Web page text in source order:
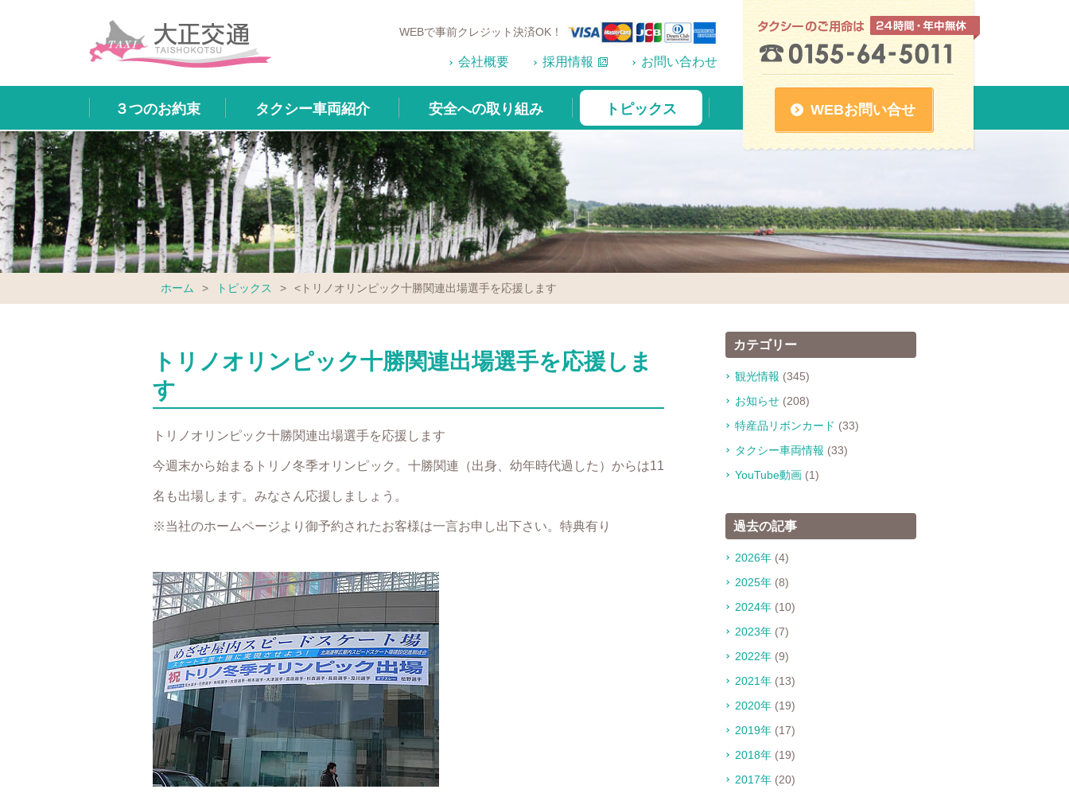
WEBお問い合せ
WEBで事前クレジット決済OK！
お問い合わせ
採用情報
会社概要
３つのお約束 タクシー車両紹介 安全への取り組み トピックス
ホーム > トピックス > <トリノオリンピック十勝関連出場選手を応援します
トリノオリンピック十勝関連出場選手を応援しま
す
トリノオリンピック十勝関連出場選手を応援します
今週末から始まるトリノ冬季オリンピック。十勝関連（出身、幼年時代過した）からは11
名も出場します。みなさん応援しましょう。
※当社のホームページより御予約されたお客様は一言お申し出下さい。特典有り
カテゴリー
観光情報 (345)
お知らせ (208)
特産品リボンカード (33)
タクシー車両情報 (33)
YouTube動画 (1)
過去の記事
2026年 (4)
2025年 (8)
2024年 (10)
2023年 (7)
2022年 (9)
2021年 (13)
2020年 (19)
2019年 (17)
2018年 (19)
2017年 (20)